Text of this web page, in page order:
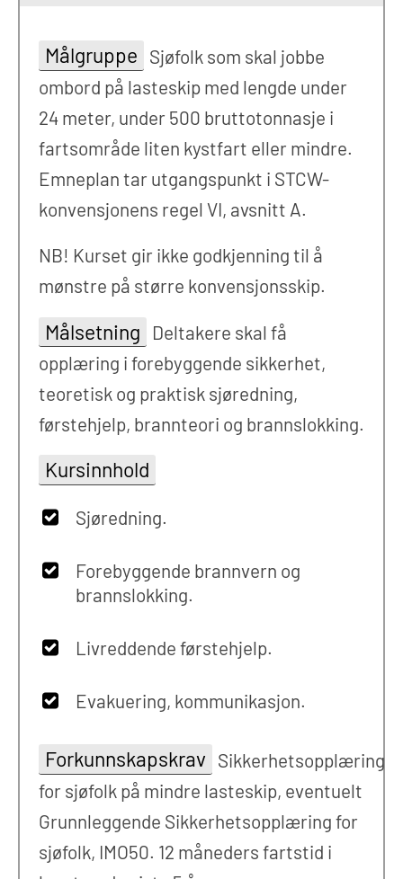
Målgruppe Sjøfolk som skal jobbe
ombord på lasteskip med lengde under
24 meter, under 500 bruttotonnasje i
fartsområde liten kystfart eller mindre.
Emneplan tar utgangspunkt i STCW-
konvensjonens regel VI, avsnitt A.
NB! Kurset gir ikke godkjenning til å
mønstre på større konvensjonsskip.
Målsetning
Deltakere skal få
opplæring i forebyggende sikkerhet,
teoretisk og praktisk sjøredning,
førstehjelp, brannteori og brannslokking.
Kursinnhold
Sjøredning.
Forebyggende brannvern og
brannslokking.
Livreddende førstehjelp.
Evakuering, kommunikasjon.
Forkunnskapskrav Sikkerhetsopplæring
for sjøfolk på mindre lasteskip, eventuelt
Grunnleggende Sikkerhetsopplæring for
sjøfolk, IMO50. 12 måneders fartstid i